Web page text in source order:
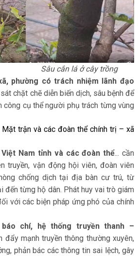
Sâu cắn lá ở cây trồng
phường có trách nhiệm lãnh đạo
chặt chẽ diễn biến dịch, sâu bệnh để
công cụ thể người phụ trách từng vùng
Mặt trận và các đoàn thể chính trị – xã
Việt Nam tỉnh và các đoàn thể... cần
truyền, vận động hội viên, đoàn viên
chống dịch tại địa bàn cư trú, từ
đến từng hộ dân. Phát huy vai trò giám
với các biện pháp ứng phó của chính
chí, hệ thống truyền thanh –
đẩy mạnh truyền thông thường xuyên,
phản bác các thông tin sai lệch, gây